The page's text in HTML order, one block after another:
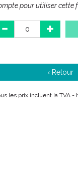
pour utiliser cette
‹ Retour
les prix incluent la TVA